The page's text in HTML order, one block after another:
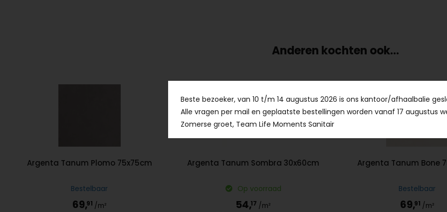
Anderen kochten ook...
Argenta Tanum Plomo 75x75cm
Bestelbaar
69,91 /m²
Argenta Tanum Sombra 30x60cm
Op voorraad
54,17 /m²
Argenta Tanum Bone
Bestelbaar
69,91 /m²
Beste bezoeker, van 10 t/m 14 augustus 2026 is ons kantoor/afhaalbalie
Alle vragen per mail en geplaatste bestellingen worden vanaf 17 augustus
Zomerse groet, Team Life Moments Sanitair